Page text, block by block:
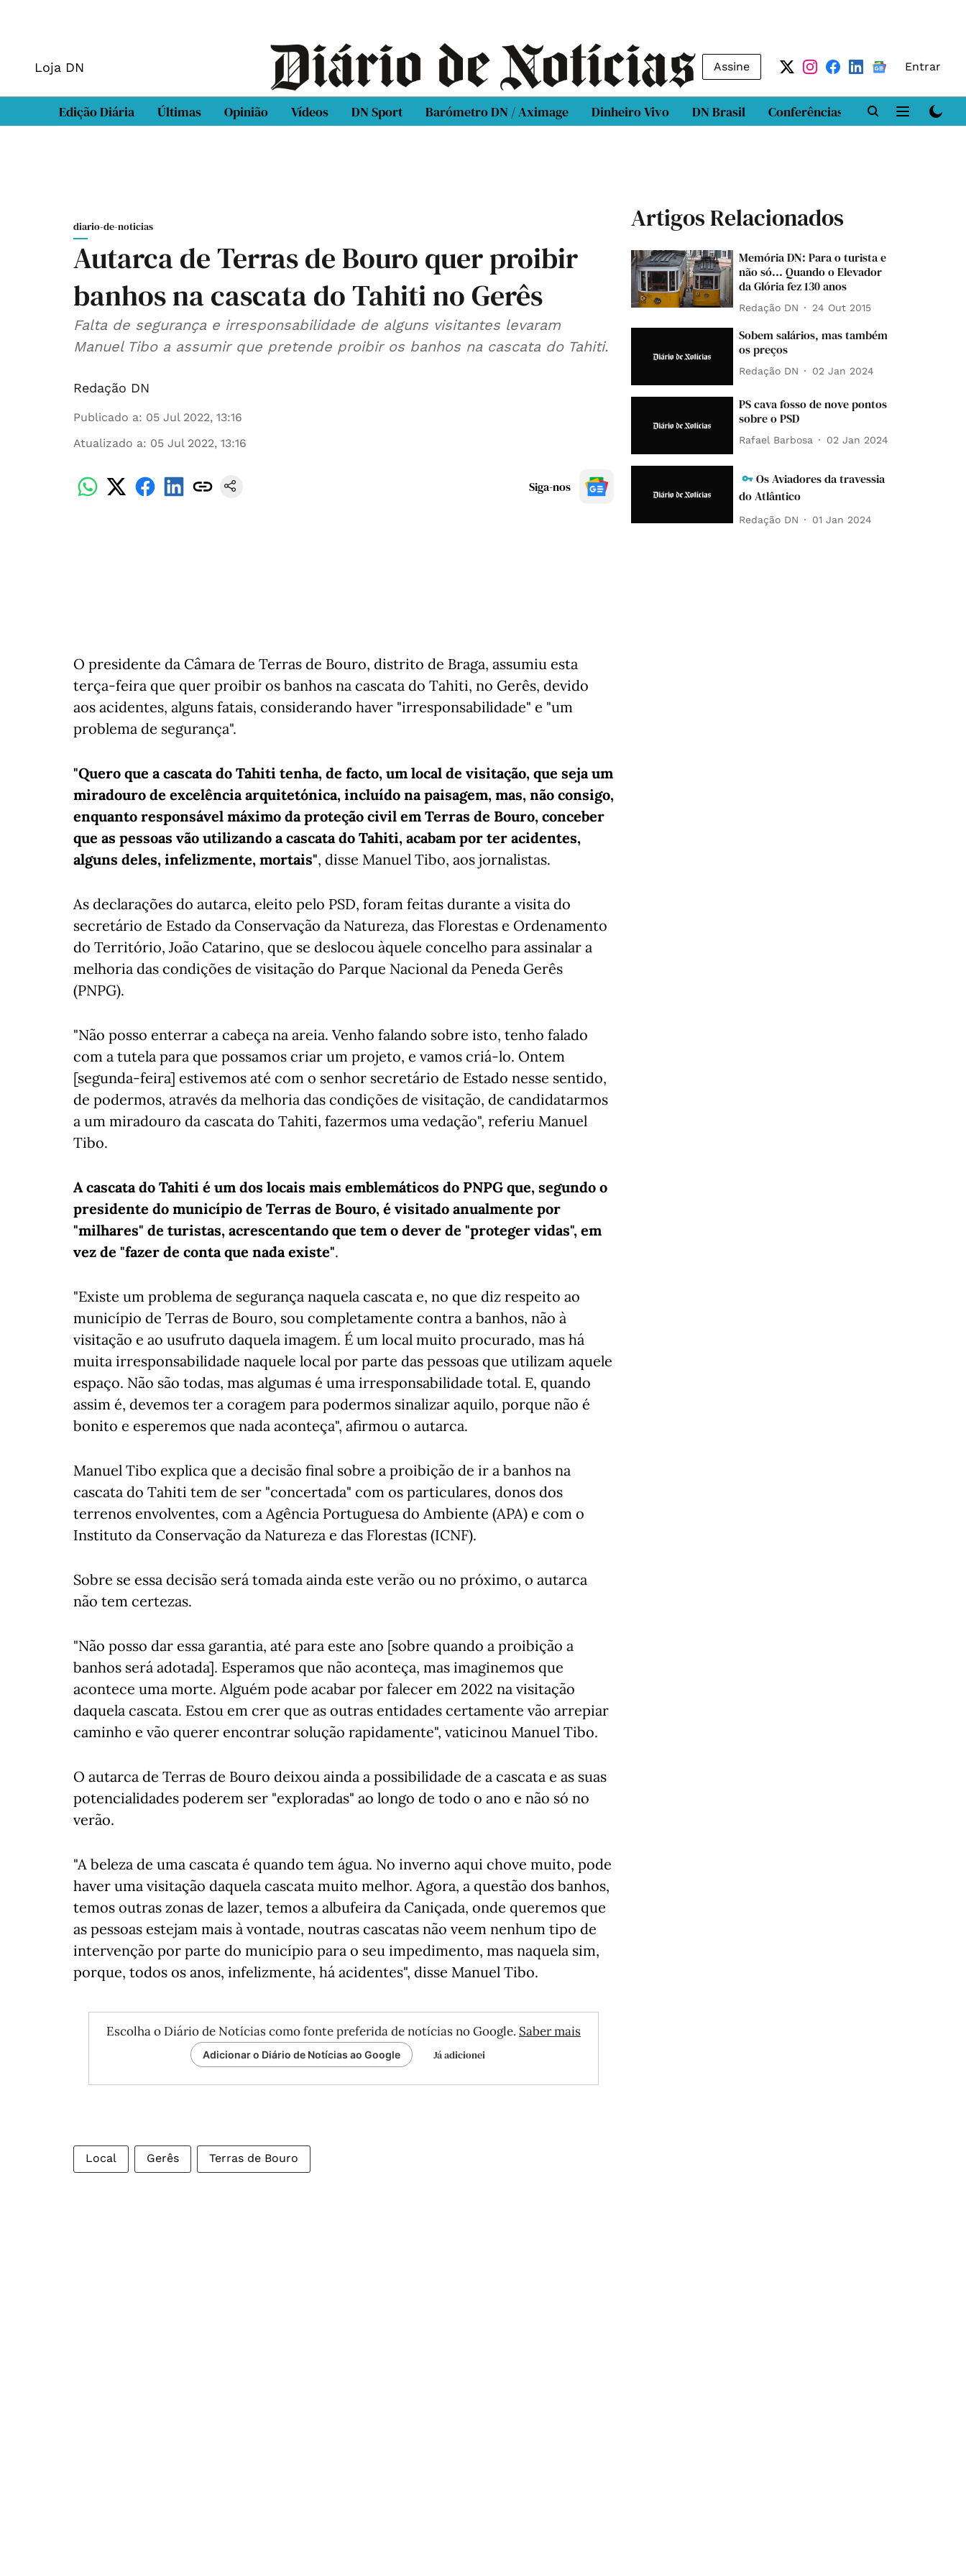
Loja DN Assine Entrar
Edição Diária Últimas Opinião Vídeos DN Sport Barómetro DN / Aximage Dinheiro Vivo DN Brasil Conferências DN LAB
diario-de-noticias
Autarca de Terras de Bouro quer proibir
banhos na cascata do Tahiti no Gerês
Falta de segurança e irresponsabilidade de alguns visitantes levaram
Manuel Tibo a assumir que pretende proibir os banhos na cascata do Tahiti.
Redação DN
Publicado a: 05 Jul 2022, 13:16
Atualizado a: 05 Jul 2022, 13:16
Siga-nos
O presidente da Câmara de Terras de Bouro, distrito de Braga, assumiu esta
terça-feira que quer proibir os banhos na cascata do Tahiti, no Gerês, devido
aos acidentes, alguns fatais, considerando haver "irresponsabilidade" e "um
problema de segurança".
"Quero que a cascata do Tahiti tenha, de facto, um local de visitação, que seja um
miradouro de excelência arquitetónica, incluído na paisagem, mas, não consigo,
enquanto responsável máximo da proteção civil em Terras de Bouro, conceber
que as pessoas vão utilizando a cascata do Tahiti, acabam por ter acidentes,
alguns deles, infelizmente, mortais", disse Manuel Tibo, aos jornalistas.
As declarações do autarca, eleito pelo PSD, foram feitas durante a visita do
secretário de Estado da Conservação da Natureza, das Florestas e Ordenamento
do Território, João Catarino, que se deslocou àquele concelho para assinalar a
melhoria das condições de visitação do Parque Nacional da Peneda Gerês
(PNPG).
"Não posso enterrar a cabeça na areia. Venho falando sobre isto, tenho falado
com a tutela para que possamos criar um projeto, e vamos criá-lo. Ontem
[segunda-feira] estivemos até com o senhor secretário de Estado nesse sentido,
de podermos, através da melhoria das condições de visitação, de candidatarmos
a um miradouro da cascata do Tahiti, fazermos uma vedação", referiu Manuel
Tibo.
A cascata do Tahiti é um dos locais mais emblemáticos do PNPG que, segundo o
presidente do município de Terras de Bouro, é visitado anualmente por
"milhares" de turistas, acrescentando que tem o dever de "proteger vidas", em
vez de "fazer de conta que nada existe".
"Existe um problema de segurança naquela cascata e, no que diz respeito ao
município de Terras de Bouro, sou completamente contra a banhos, não à
visitação e ao usufruto daquela imagem. É um local muito procurado, mas há
muita irresponsabilidade naquele local por parte das pessoas que utilizam aquele
espaço. Não são todas, mas algumas é uma irresponsabilidade total. E, quando
assim é, devemos ter a coragem para podermos sinalizar aquilo, porque não é
bonito e esperemos que nada aconteça", afirmou o autarca.
Manuel Tibo explica que a decisão final sobre a proibição de ir a banhos na
cascata do Tahiti tem de ser "concertada" com os particulares, donos dos
terrenos envolventes, com a Agência Portuguesa do Ambiente (APA) e com o
Instituto da Conservação da Natureza e das Florestas (ICNF).
Sobre se essa decisão será tomada ainda este verão ou no próximo, o autarca
não tem certezas.
"Não posso dar essa garantia, até para este ano [sobre quando a proibição a
banhos será adotada]. Esperamos que não aconteça, mas imaginemos que
acontece uma morte. Alguém pode acabar por falecer em 2022 na visitação
daquela cascata. Estou em crer que as outras entidades certamente vão arrepiar
caminho e vão querer encontrar solução rapidamente", vaticinou Manuel Tibo.
O autarca de Terras de Bouro deixou ainda a possibilidade de a cascata e as suas
potencialidades poderem ser "exploradas" ao longo de todo o ano e não só no
verão.
"A beleza de uma cascata é quando tem água. No inverno aqui chove muito, pode
haver uma visitação daquela cascata muito melhor. Agora, a questão dos banhos,
temos outras zonas de lazer, temos a albufeira da Caniçada, onde queremos que
as pessoas estejam mais à vontade, noutras cascatas não veem nenhum tipo de
intervenção por parte do município para o seu impedimento, mas naquela sim,
porque, todos os anos, infelizmente, há acidentes", disse Manuel Tibo.
Escolha o Diário de Notícias como fonte preferida de notícias no Google. Saber mais
Adicionar o Diário de Notícias ao Google Já adicionei
Local Gerês Terras de Bouro
Artigos Relacionados
Memória DN: Para o turista e
não só... Quando o Elevador
da Glória fez 130 anos
Redação DN 24 Out 2015
Sobem salários, mas também
os preços
Redação DN 02 Jan 2024
PS cava fosso de nove pontos
sobre o PSD
Rafael Barbosa 02 Jan 2024
Os Aviadores da travessia
do Atlântico
Redação DN 01 Jan 2024